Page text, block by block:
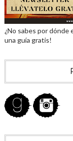
¿No sabes por dónde
una guía gratis!